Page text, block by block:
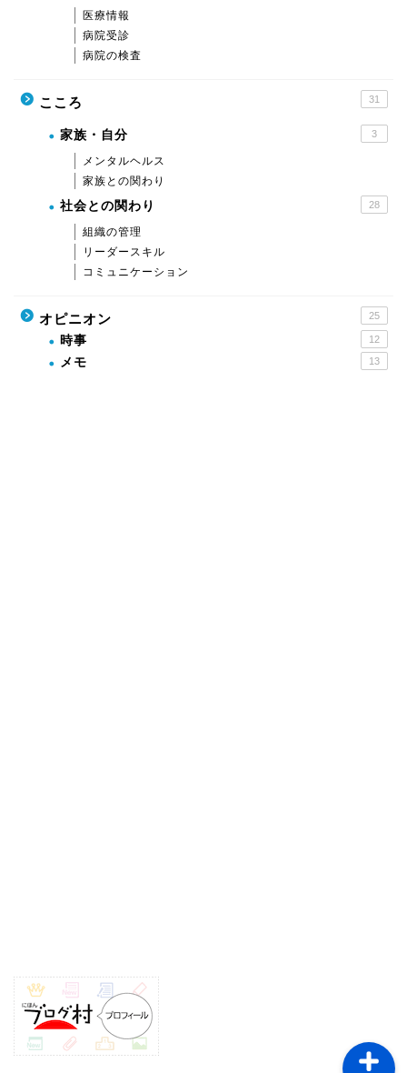
医療情報
病院受診
病院の検査
こころ 31
家族・自分 3
メンタルヘルス
家族との関わり
社会との関わり 28
組織の管理
リーダースキル
コミュニケーション
オピニオン 25
時事 12
メモ 13